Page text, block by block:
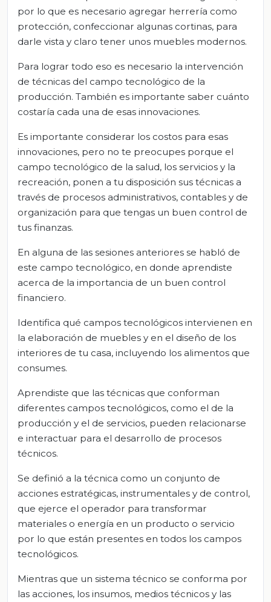
por lo que es necesario agregar herrería como
protección, confeccionar algunas cortinas, para
darle vista y claro tener unos muebles modernos.
Para lograr todo eso es necesario la intervención
de técnicas del campo tecnológico de la
producción. También es importante saber cuánto
costaría cada una de esas innovaciones.
Es importante considerar los costos para esas
innovaciones, pero no te preocupes porque el
campo tecnológico de la salud, los servicios y la
recreación, ponen a tu disposición sus técnicas a
través de procesos administrativos, contables y de
organización para que tengas un buen control de
tus finanzas.
En alguna de las sesiones anteriores se habló de
este campo tecnológico, en donde aprendiste
acerca de la importancia de un buen control
financiero.
Identifica qué campos tecnológicos intervienen en
la elaboración de muebles y en el diseño de los
interiores de tu casa, incluyendo los alimentos que
consumes.
Aprendiste que las técnicas que conforman
diferentes campos tecnológicos, como el de la
producción y el de servicios, pueden relacionarse
e interactuar para el desarrollo de procesos
técnicos.
Se definió a la técnica como un conjunto de
acciones estratégicas, instrumentales y de control,
que ejerce el operador para transformar
materiales o energía en un producto o servicio
por lo que están presentes en todos los campos
tecnológicos.
Mientras que un sistema técnico se conforma por
las acciones, los insumos, medios técnicos y las